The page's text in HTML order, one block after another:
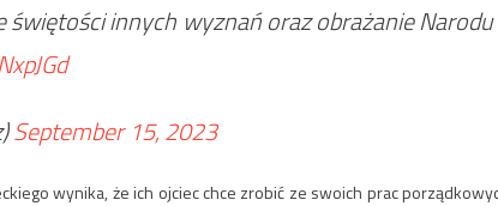
świętości innych wyznań oraz obrażanie Narodu
September 15, 2023
wynika, że ich ojciec chce zrobić ze swoich prac